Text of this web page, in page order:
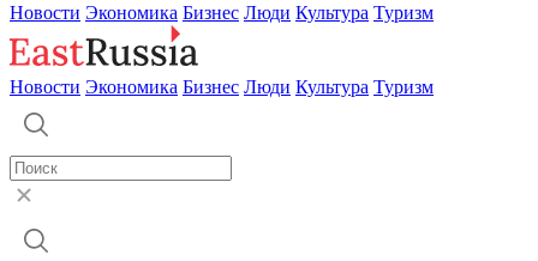
Новости Экономика Бизнес Люди Культура Туризм
Новости Экономика Бизнес Люди Культура Туризм